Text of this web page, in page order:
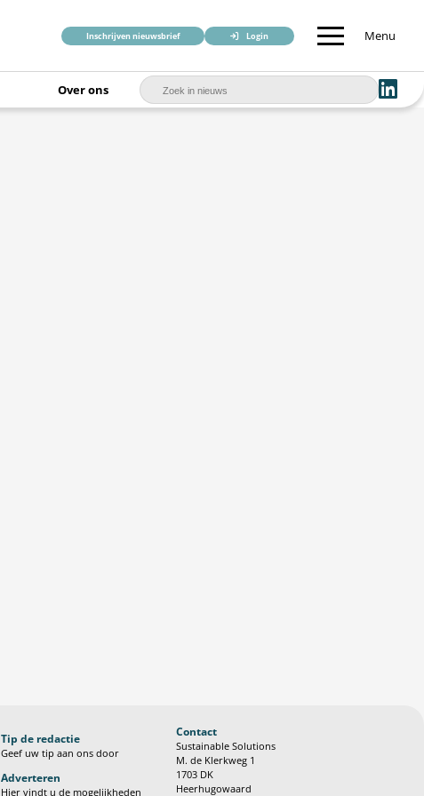
Inschrijven nieuwsbrief Login Menu
Over ons
Tip de redactie
Geef uw tip aan ons door
Adverteren
Hier vindt u de mogelijkheden
Contact
Sustainable Solutions
M. de Klerkweg 1
1703 DK
Heerhugowaard